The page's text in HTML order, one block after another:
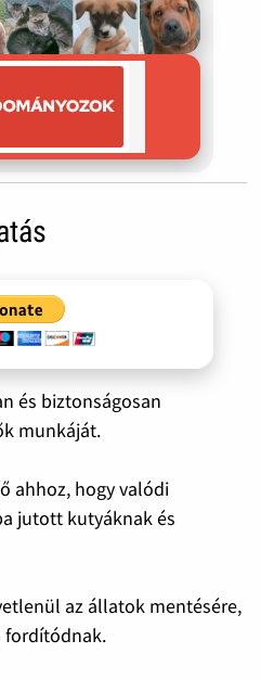
és biztonságosan
munkáját.
ahhoz, hogy valódi
jutott kutyáknak és
az állatok mentésére,
fordítódnak.